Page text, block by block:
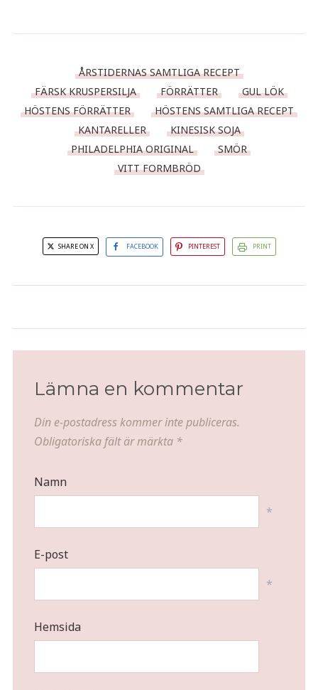
ÅRSTIDERNAS SAMTLIGA RECEPT
FÄRSK KRUSPERSILJA
FÖRRÄTTER
GUL LÖK
HÖSTENS FÖRRÄTTER
HÖSTENS SAMTLIGA RECEPT
KANTARELLER
KINESISK SOJA
PHILADELPHIA ORIGINAL
SMÖR
VITT FORMBRÖD
SHARE ON X FACEBOOK PINTEREST PRINT
svarta vinbär
Lämna en kommentar
Din e-postadress kommer inte publiceras.
Obligatoriska fält är märkta *
Namn
*
E-post
*
Hemsida